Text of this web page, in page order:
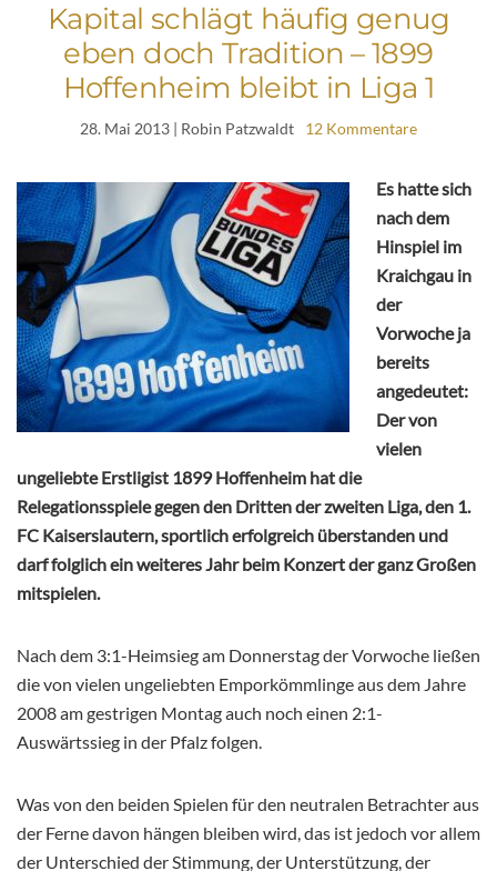
Kapital schlägt häufig genug
eben doch Tradition – 1899
Hoffenheim bleibt in Liga 1
28. Mai 2013 | Robin Patzwaldt 12 Kommentare
Es hatte sich
nach dem
Hinspiel im
Kraichgau in
der
Vorwoche ja
bereits
angedeutet:
Der von
vielen
ungeliebte Erstligist 1899 Hoffenheim hat die
Relegationsspiele gegen den Dritten der zweiten Liga, den 1.
FC Kaiserslautern, sportlich erfolgreich überstanden und
darf folglich ein weiteres Jahr beim Konzert der ganz Großen
mitspielen.
Nach dem 3:1-Heimsieg am Donnerstag der Vorwoche ließen
die von vielen ungeliebten Emporkömmlinge aus dem Jahre
2008 am gestrigen Montag auch noch einen 2:1-
Auswärtssieg in der Pfalz folgen.
Was von den beiden Spielen für den neutralen Betrachter aus
der Ferne davon hängen bleiben wird, das ist jedoch vor allem
der Unterschied der Stimmung, der Unterstützung, der